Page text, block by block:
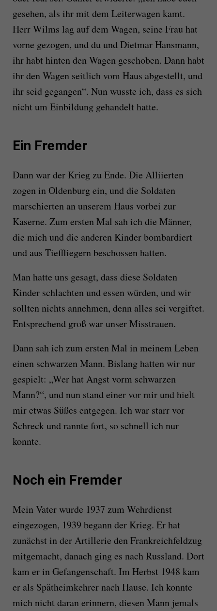
gesehen, als ihr mit dem Leiterwagen kamt.
Herr Wilms lag auf dem Wagen, seine Frau hat
vorne gezogen, und du und Dietmar Hansmann,
ihr habt hinten den Wagen geschoben. Dann habt
ihr den Wagen seitlich vom Haus abgestellt, und
ihr seid gegangen“. Nun wusste ich, dass es sich
nicht um Einbildung gehandelt hatte.
Ein Fremder
Dann war der Krieg zu Ende. Die Alliierten
zogen in Oldenburg ein, und die Soldaten
marschierten an unserem Haus vorbei zur
Kaserne. Zum ersten Mal sah ich die Männer,
die mich und die anderen Kinder bombardiert
und aus Tieffliegern beschossen hatten.
Man hatte uns gesagt, dass diese Soldaten
Kinder schlachten und essen würden, und wir
sollten nichts annehmen, denn alles sei vergiftet.
Entsprechend groß war unser Misstrauen.
Dann sah ich zum ersten Mal in meinem Leben
einen schwarzen Mann. Bislang hatten wir nur
gespielt: „Wer hat Angst vorm schwarzen
Mann?“, und nun stand einer vor mir und hielt
mir etwas Süßes entgegen. Ich war starr vor
Schreck und rannte fort, so schnell ich nur
konnte.
Noch ein Fremder
Mein Vater wurde 1937 zum Wehrdienst
eingezogen, 1939 begann der Krieg. Er hat
zunächst in der Artillerie den Frankreichfeldzug
mitgemacht, danach ging es nach Russland. Dort
kam er in Gefangenschaft. Im Herbst 1948 kam
er als Spätheimkehrer nach Hause. Ich konnte
mich nicht daran erinnern, diesen Mann jemals